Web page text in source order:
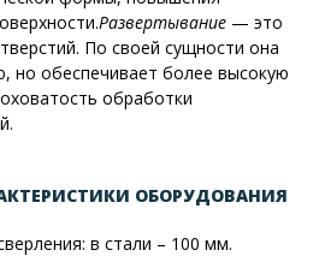
Развертывание — это
По своей сущности она
но обеспечивает более высокую
обработки
ОБОРУДОВАНИЯ
в стали – 100 мм.